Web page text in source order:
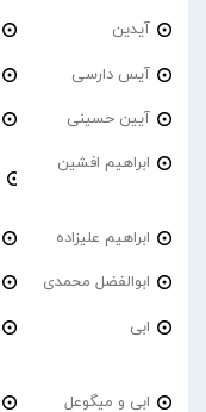
آیدین
آیس دارسی
آیین حسینی
ابراهیم افشین
ابراهیم علیزاده
ابوالفضل محمدی
ابی
ابی و میگوعل